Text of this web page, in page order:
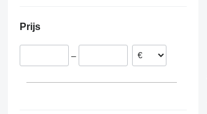
Frankrijk
Portugal
Prijs
–